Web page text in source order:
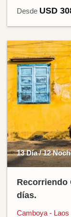
Desde USD
13 Día / 12
Recorriendo
días.
Camboya - Laos